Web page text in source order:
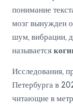
понимание
мозг вынужден
шум, вибрации,
называется
Исследования,
Петербурга в
читающие в